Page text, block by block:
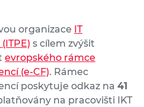
organizace IT
s cílem zvýšit
evropského rámce
(e-CF). Rámec
poskytuje odkaz na 41
na pracovišti IKT